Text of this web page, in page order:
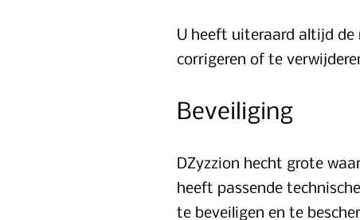
U heeft uiteraard altijd de
corrigeren of te
Beveiliging
DZyzzion hecht grote
heeft passende
te beveiligen en te